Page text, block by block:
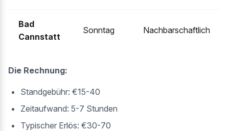
Bad
Cannstatt
Sonntag Nachbarschaftlich
Die Rechnung:
Standgebühr: €15-40
Zeitaufwand: 5-7 Stunden
Typischer Erlös: €30-70